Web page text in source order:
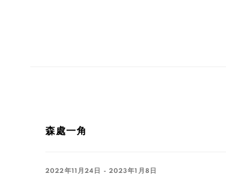
森處一角
2022年11月24日 - 2023年1月8日